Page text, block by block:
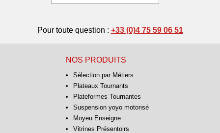
Pour toute question : +33 (0)4 75 59 06 51
NOS PRODUITS
Sélection par Métiers
Plateaux Tournants
Plateformes Tournantes
Suspension yoyo motorisé
Moyeu Enseigne
Vitrines Présentoirs